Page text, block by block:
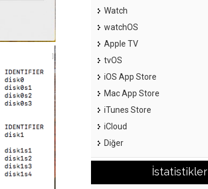
Watch
watchOS
Apple TV
tvOS
iOS App Store
Mac App Store
iTunes Store
iCloud
Diğer
İstatistikler